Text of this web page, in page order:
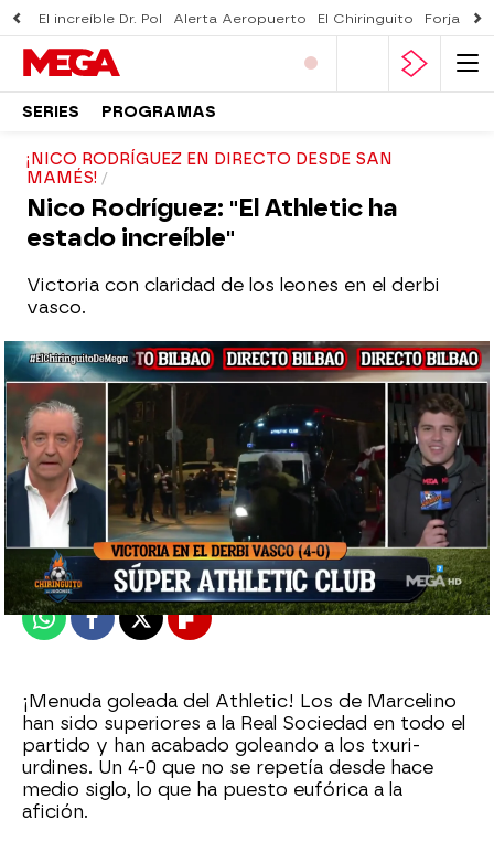
El increíble Dr. Pol Alerta Aeropuerto El Chiringuito Forjado
SERIES PROGRAMAS
¡NICO RODRÍGUEZ EN DIRECTO DESDE SAN
MAMÉS!
Nico Rodríguez: "El Athletic ha
estado increíble"
Victoria con claridad de los leones en el derbi
vasco.
El Chiringuito
Madrid
Publicado:21 de febrero de 2022, 00:18
WhatsappFacebook
X Flipboard
¡Menuda goleada del Athletic! Los de Marcelino
han sido superiores a la Real Sociedad en todo el
partido y han acabado goleando a los txuri-
urdines. Un 4-0 que no se repetía desde hace
medio siglo, lo que ha puesto eufórica a la
afición.